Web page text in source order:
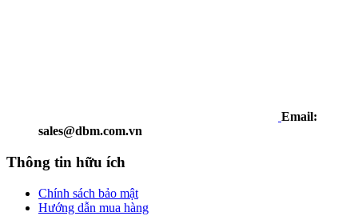
Email:
sales@dbm.com.vn
Thông tin hữu ích
Chính sách bảo mật
Hướng dẫn mua hàng